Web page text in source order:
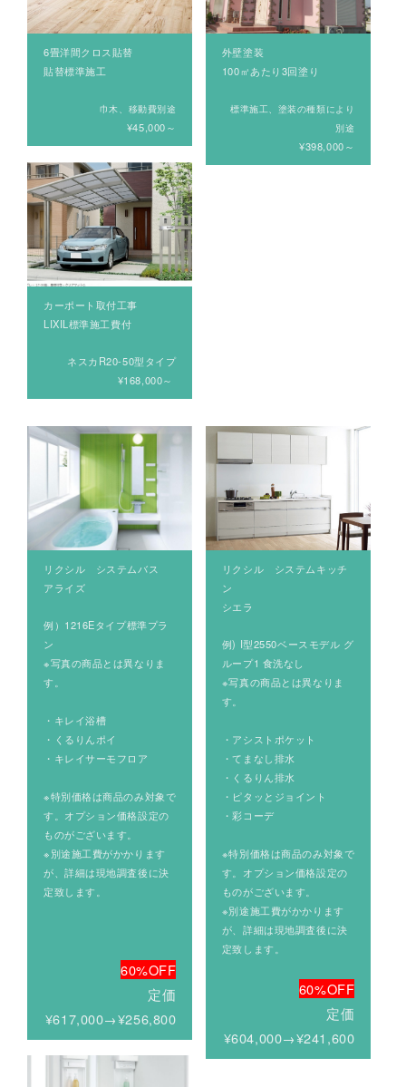
6畳洋間クロス貼替
貼替標準施工
巾木、移動費別途
¥45,000～
外壁塗装
100㎡あたり3回塗り
標準施工、塗装の種類により
別途
¥398,000～
カーポート取付工事
LIXIL標準施工費付
ネスカR20-50型タイプ
¥168,000～
リクシル システムバス
アライズ
例）1216Eタイプ標準プラ
ン
※写真の商品とは異なりま
す。
・キレイ浴槽
・くるりんポイ
・キレイサーモフロア
※特別価格は商品のみ対象で
す。オプション価格設定の
ものがございます。
※別途施工費がかかります
が、詳細は現地調査後に決
定致します。
60%OFF
定価
¥617,000→¥256,800
リクシル システムキッチ
ン
シエラ
例) I型2550ベースモデル グ
ループ1 食洗なし
※写真の商品とは異なりま
す。
・アシストポケット
・てまなし排水
・くるりん排水
・ピタッとジョイント
・彩コーデ
※特別価格は商品のみ対象で
す。オプション価格設定の
ものがございます。
※別途施工費がかかります
が、詳細は現地調査後に決
定致します。
60%OFF
定価
¥604,000→¥241,600